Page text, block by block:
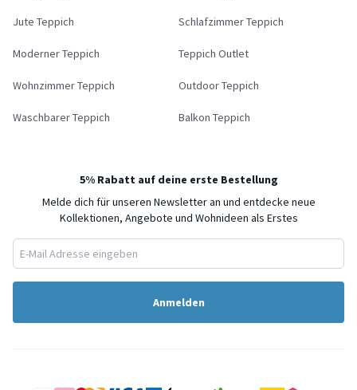
Jute Teppich Schlafzimmer Teppich
Moderner Teppich Teppich Outlet
Wohnzimmer Teppich Outdoor Teppich
Waschbarer Teppich Balkon Teppich
5% Rabatt auf deine erste Bestellung
Melde dich für unseren Newsletter an und entdecke neue
Kollektionen, Angebote und Wohnideen als Erstes
Anmelden